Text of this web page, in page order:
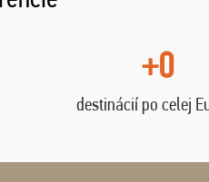
+0
destinácií po celej